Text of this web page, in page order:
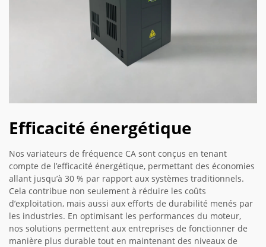
Efficacité énergétique
Nos variateurs de fréquence CA sont conçus en tenant
compte de l’efficacité énergétique, permettant des économies
allant jusqu’à 30 % par rapport aux systèmes traditionnels.
Cela contribue non seulement à réduire les coûts
d’exploitation, mais aussi aux efforts de durabilité menés par
les industries. En optimisant les performances du moteur,
nos solutions permettent aux entreprises de fonctionner de
manière plus durable tout en maintenant des niveaux de